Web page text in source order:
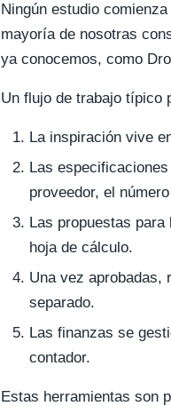
Ningún estudio
mayoría de nosotras
ya conocemos, como
Un flujo de trabajo típico
La inspiración vive
Las
proveedor, el
Las propuestas
hoja de cálculo.
Una vez aprobadas,
separado.
Las finanzas se
contador.
Estas herramientas son